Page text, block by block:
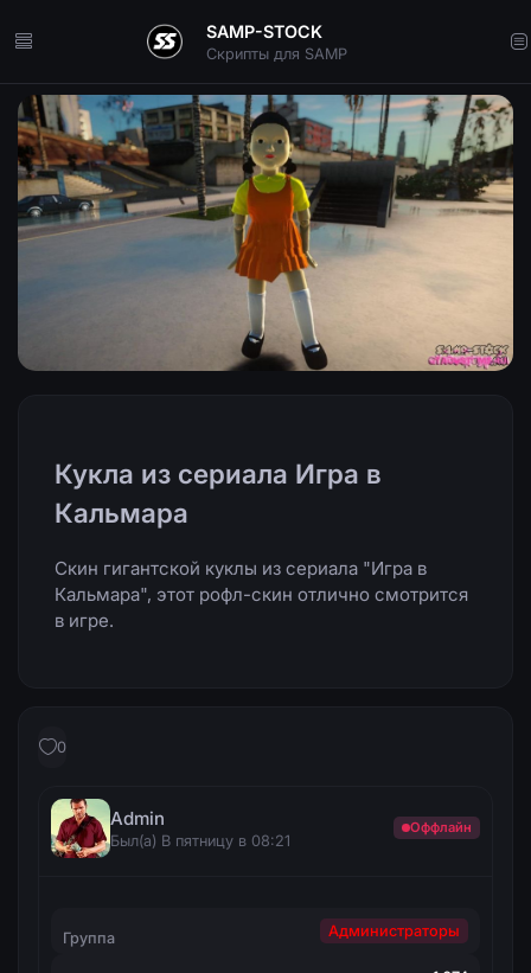
SAMP-STOCK
Скрипты для SAMP
Кукла из сериала Игра в
Кальмара
Скин гигантской куклы из сериала "Игра в
Кальмара", этот рофл-скин отлично смотрится
в игре.
0
Admin
Был(а) В пятницу в 08:21
Оффлайн
Группа Администраторы